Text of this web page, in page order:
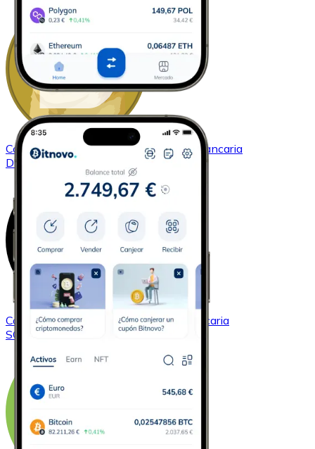
ComprarDogecoincon transferencia bancaria
DOGE
ComprarSolana
con transferencia bancaria
SOL